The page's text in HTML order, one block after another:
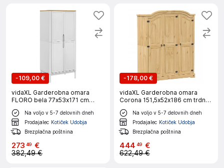
-109,00 €
vidaXL Garderobna omara
FLORO bela 77x53x171 cm
trdna borovina
Na voljo v 5-7 delovnih dneh
Prodajalec Kotiček Udobja
Brezplačna poštnina
273 49 €
382,49 €
-178,00 €
vidaXL Garderobna omara
Corona 151,5x52x186 cm trdna
borovina
Na voljo v 5-7 delovnih dneh
Prodajalec Kotiček Udobja
Brezplačna poštnina
444 49 €
622,49 €